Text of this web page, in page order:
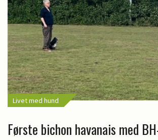
Livet med hund
Første bichon havanais med